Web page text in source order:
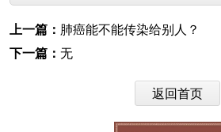
上一篇： 肺癌能不能传染给别人？
下一篇： 无
返回首页